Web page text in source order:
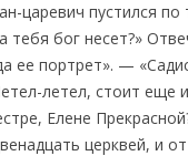
пустился по
бог несет?»
ее портрет». —
летел, стоит
Елене
церквей, и